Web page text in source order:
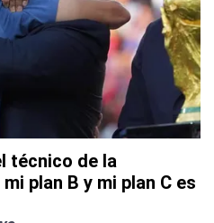
técnico de la
plan B y mi plan C es